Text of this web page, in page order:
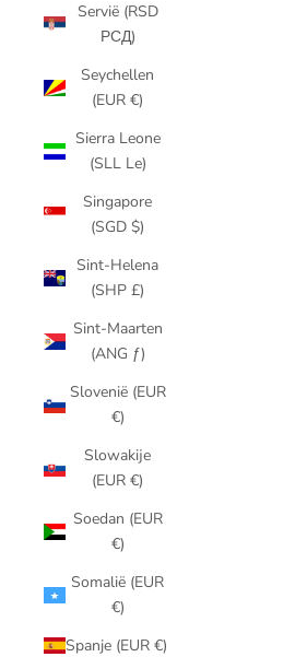
Servië (RSD
РСД)
Seychellen
(EUR €)
Sierra Leone
(SLL Le)
Singapore
(SGD $)
Sint-Helena
(SHP £)
Sint-Maarten
(ANG ƒ)
Slovenië (EUR
€)
Slowakije
(EUR €)
Soedan (EUR
€)
Somalië (EUR
€)
Spanje (EUR €)